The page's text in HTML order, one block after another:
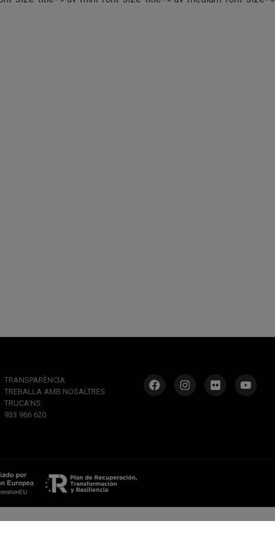
TRANSPARÈNCIA
TREBALLA AMB NOSALTRES
TRUCA’NS:
933 966 620